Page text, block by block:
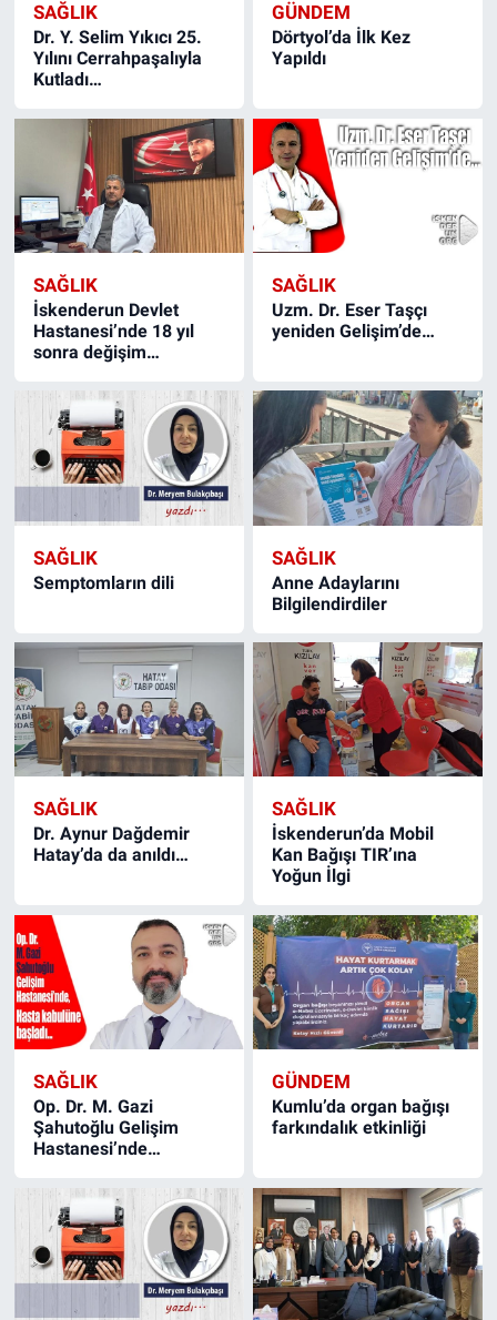
SAĞLIK
Dr. Y. Selim Yıkıcı 25.
Yılını Cerrahpaşalıyla
Kutladı…
GÜNDEM
Dörtyol’da İlk Kez
Yapıldı
SAĞLIK
İskenderun Devlet
Hastanesi’nde 18 yıl
sonra değişim…
SAĞLIK
Uzm. Dr. Eser Taşçı
yeniden Gelişim’de…
SAĞLIK
Semptomların dili
SAĞLIK
Anne Adaylarını
Bilgilendirdiler
SAĞLIK
Dr. Aynur Dağdemir
Hatay’da da anıldı…
SAĞLIK
İskenderun’da Mobil
Kan Bağışı TIR’ına
Yoğun İlgi
SAĞLIK
Op. Dr. M. Gazi
Şahutoğlu Gelişim
Hastanesi’nde…
GÜNDEM
Kumlu’da organ bağışı
farkındalık etkinliği